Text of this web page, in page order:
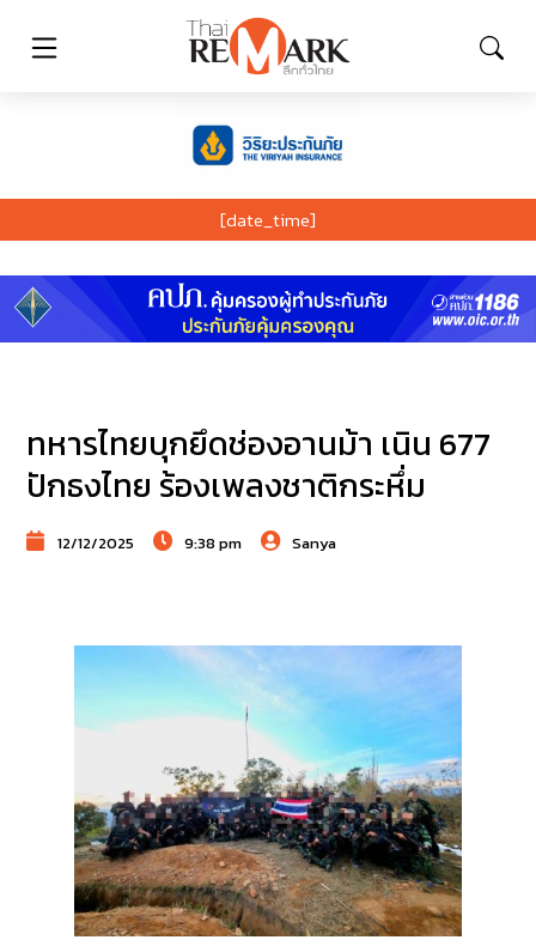
[date_time]
ทหารไทยบุกยึดช่องอานม้า เนิน 677
ปักธงไทย ร้องเพลงชาติกระหึ่ม
12/12/2025 9:38 pm Sanya